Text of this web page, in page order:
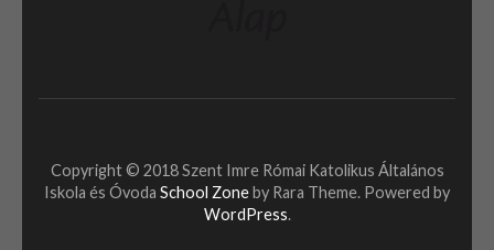
Copyright © 2018 Szent Imre Római Katolikus Általános
Iskola és Óvoda School Zone by Rara Theme. Powered by
WordPress.